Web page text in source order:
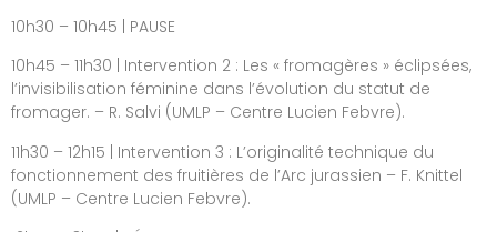
10h30 – 10h45 | PAUSE
10h45 – 11h30 | Intervention 2 : Les « fromagères » éclipsées,
l’invisibilisation féminine dans l’évolution du statut de
fromager. – R. Salvi (UMLP – Centre Lucien Febvre).
11h30 – 12h15 | Intervention 3 : L’originalité technique du
fonctionnement des fruitières de l’Arc jurassien – F. Knittel
(UMLP – Centre Lucien Febvre).